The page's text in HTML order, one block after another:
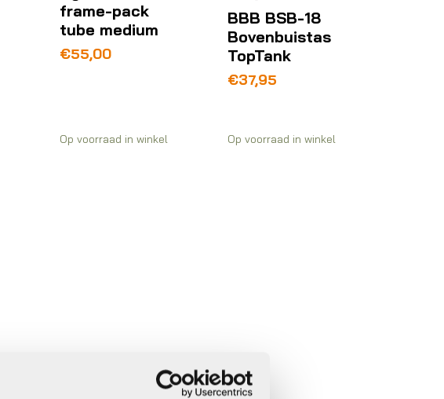
frame-pack
tube medium
€55,00
Op voorraad in winkel
BBB BSB-18
Bovenbuistas
TopTank
€37,95
Op voorraad in winkel